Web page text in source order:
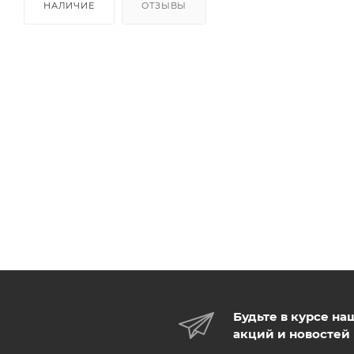
НАЛИЧИЕ ОТЗЫВЫ
Будьте в курсе
акций и новостей